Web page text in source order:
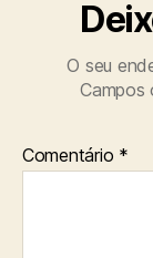
O seu
Campos
Comentário *